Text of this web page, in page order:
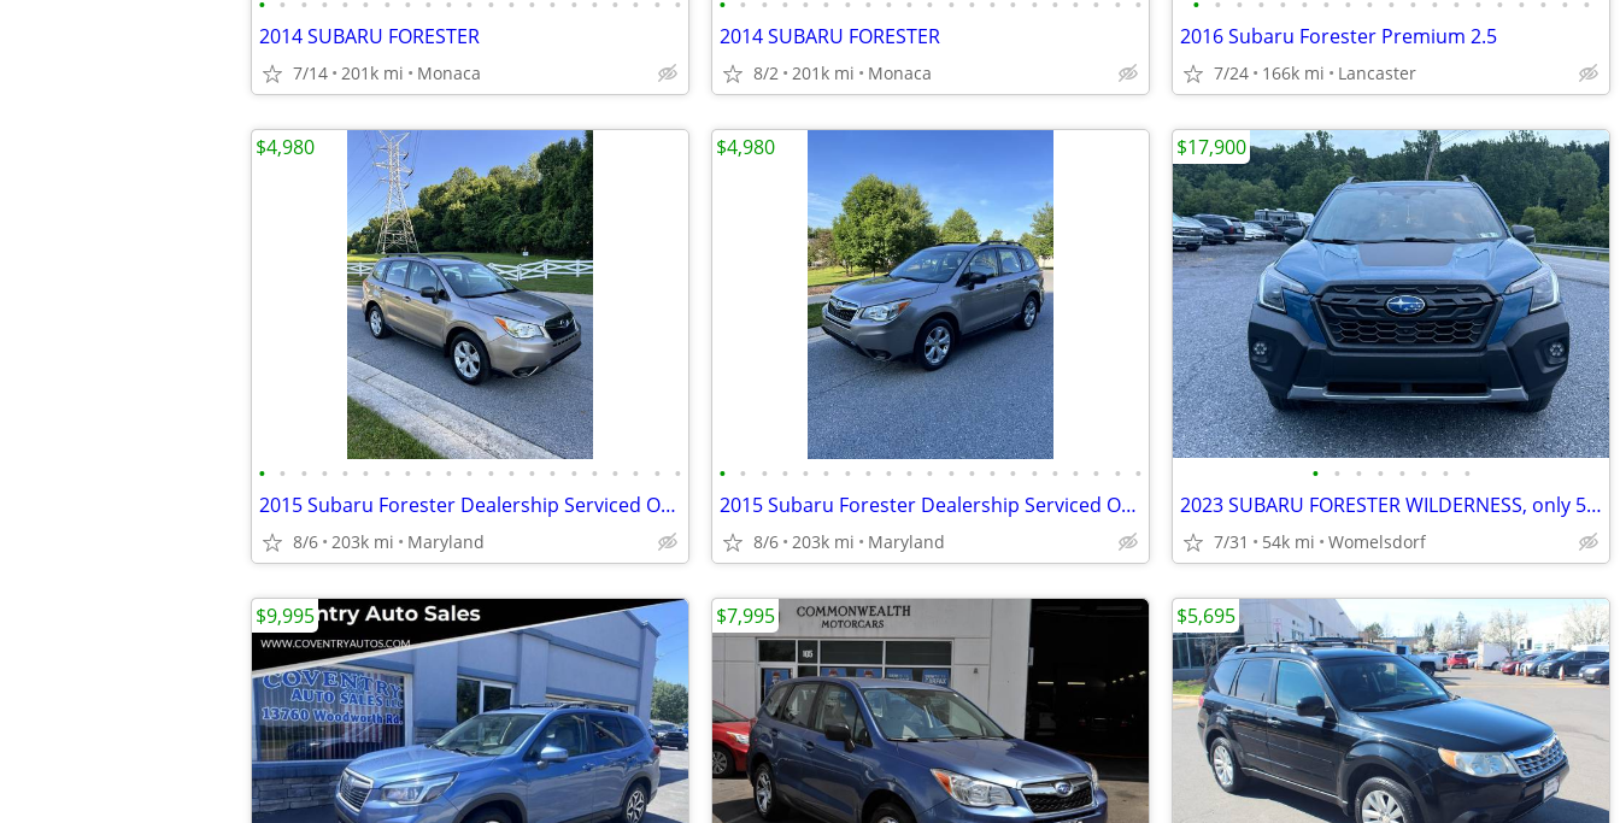
2014 SUBARU FORESTER
7/14 201k mi Monaca
2014 SUBARU FORESTER
8/2 201k mi Monaca
2016 Subaru Forester Premium 2.5
7/24 166k mi Lancaster
• • • • • • • • • • • • • • • • • • • • •
2015 Subaru Forester Dealership Serviced One Owner New Tires
8/6 203k mi Maryland
$4,980
• • • • • • • • • • • • • • • • • • • • •
2015 Subaru Forester Dealership Serviced One Owner New Tires
8/6 203k mi Maryland
$4,980
• • • • • • • •
2023 SUBARU FORESTER WILDERNESS, only 53k moles
7/31 54k mi Womelsdorf
$17,900
$9,995 $7,995 $5,695